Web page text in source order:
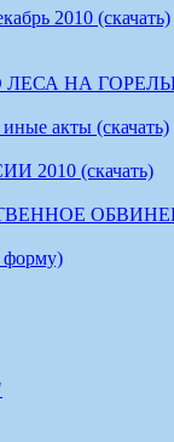
2010 (скачать)
НА
акты (скачать)
(скачать)
форму)